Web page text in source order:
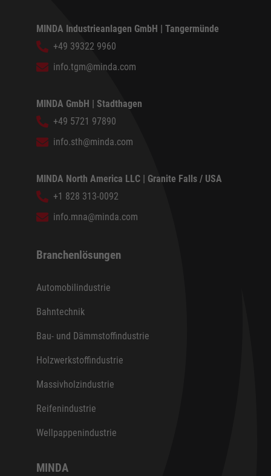
MINDA Industrieanlagen GmbH | Tangermünde
+49 39322 9960
info.tgm@minda.com
MINDA GmbH | Stadthagen
+49 5721 97890
info.sth@minda.com
MINDA North America LLC | Granite Falls / USA
+1 828 313-0092
info.mna@minda.com
Branchenlösungen
Automobilindustrie
Bahntechnik
Bau- und Dämmstoffindustrie
Holzwerkstoffindustrie
Massivholzindustrie
Reifenindustrie
Wellpappenindustrie
MINDA